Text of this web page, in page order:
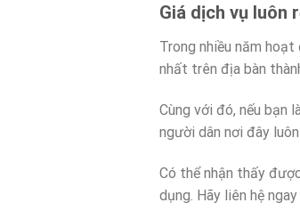
Giá dịch vụ luôn
Trong nhiều năm
nhất trên địa bàn
Cùng với đó, nếu bạn
người dân nơi đây
Có thể nhận thấy
dụng. Hãy liên hệ